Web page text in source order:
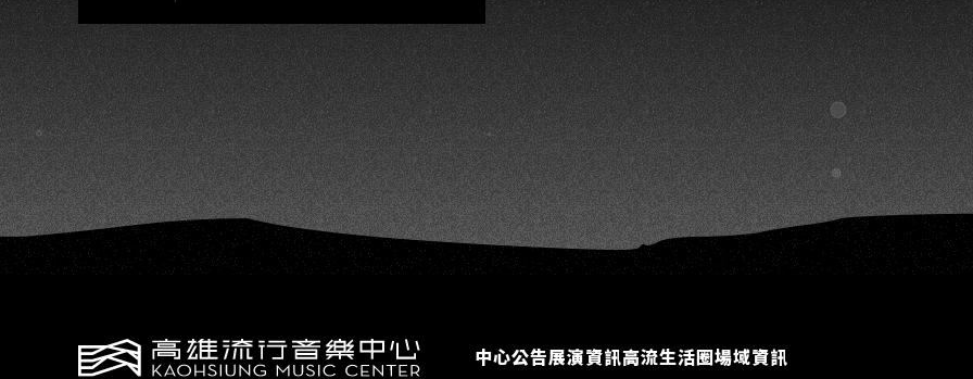
中心公告展演資訊高流生活圈場域資訊